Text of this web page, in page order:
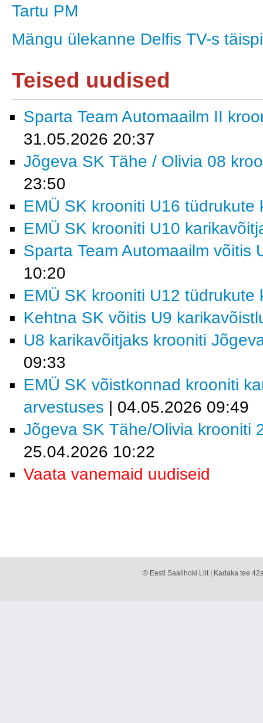
Tartu PM
Mängu ülekanne Delfis TV-s
Teised uudised
Sparta Team Automaailm II
31.05.2026 20:37
Jõgeva SK Tähe / Olivia 08
23:50
EMÜ SK krooniti U16 tüdrukute
EMÜ SK krooniti U10
Sparta Team Automaailm võitis
10:20
EMÜ SK krooniti U12 tüdrukute
Kehtna SK võitis U9
U8 karikavõitjaks krooniti
09:33
EMÜ SK võistkonnad krooniti
arvestuses | 04.05.2026 09:49
Jõgeva SK Tähe/Olivia krooniti
25.04.2026 10:22
Vaata vanemaid uudiseid
© Eesti Saalihoki Liit | Kadaka tee